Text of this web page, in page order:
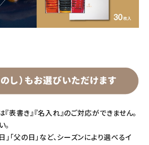
表書き』『名入れ』のご対応ができません。
」「父の日」など、シーズンにより選べるイ